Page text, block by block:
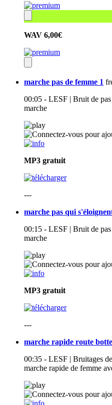
WAV 6,00€
marche pas de femme 1
00:05 - LESF | Bruit de
marche
MP3 gratuit
---
marche pas qui
00:15 - LESF | Bruit de
marche
MP3 gratuit
---
marche rapide route
00:35 - LESF | Bruitages
marche rapide de femme